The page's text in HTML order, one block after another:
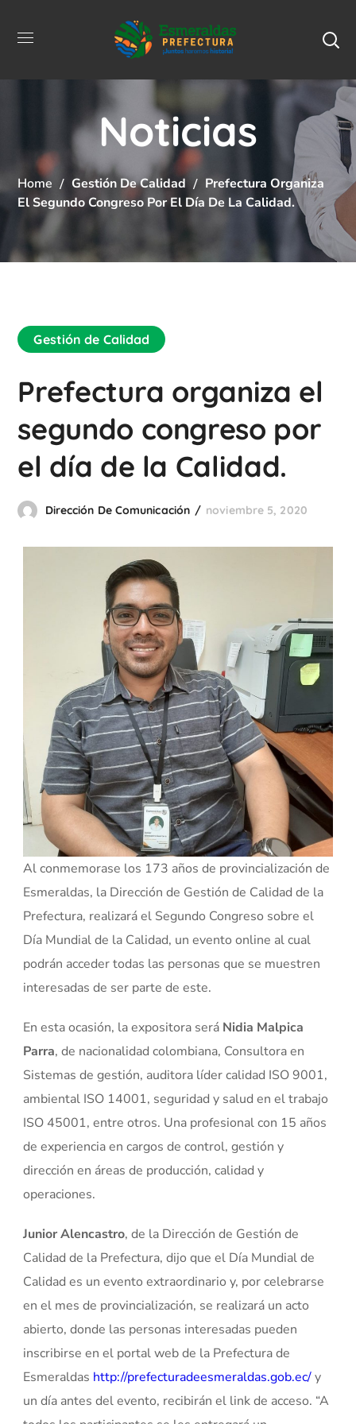
Noticias
Home Gestión De Calidad
Prefectura Organiza
El Segundo Congreso Por El Día De La Calidad.
Gestión de Calidad
Prefectura organiza el
segundo congreso por
el día de la Calidad.
Dirección De Comunicación noviembre 5, 2020
Al conmemorase los 173 años de provincialización de
Esmeraldas, la Dirección de Gestión de Calidad de la
Prefectura, realizará el Segundo Congreso sobre el
Día Mundial de la Calidad, un evento online al cual
podrán acceder todas las personas que se muestren
interesadas de ser parte de este.
En esta ocasión, la expositora será Nidia Malpica
Parra, de nacionalidad colombiana, Consultora en
Sistemas de gestión, auditora líder calidad ISO 9001,
ambiental ISO 14001, seguridad y salud en el trabajo
ISO 45001, entre otros. Una profesional con 15 años
de experiencia en cargos de control, gestión y
dirección en áreas de producción, calidad y
operaciones.
Junior Alencastro, de la Dirección de Gestión de
Calidad de la Prefectura, dijo que el Día Mundial de
Calidad es un evento extraordinario y, por celebrarse
en el mes de provincialización, se realizará un acto
abierto, donde las personas interesadas pueden
inscribirse en el portal web de la Prefectura de
Esmeraldas http://prefecturadeesmeraldas.gob.ec/y
un día antes del evento, recibirán el link de acceso. “A